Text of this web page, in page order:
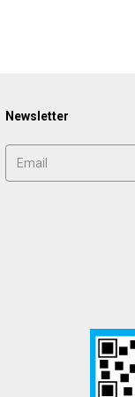
Newsletter